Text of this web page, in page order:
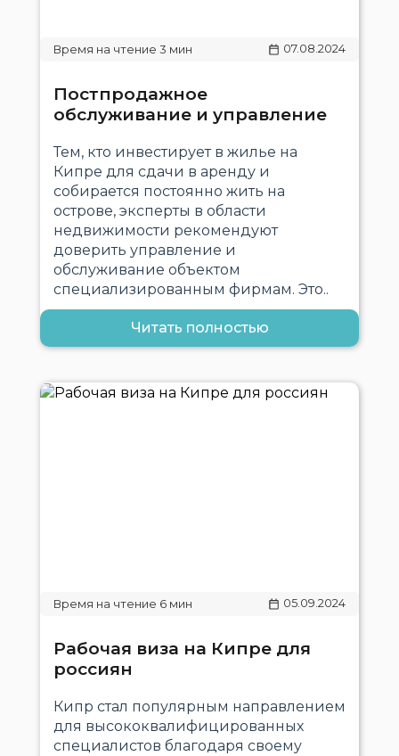
07.08.2024
Постпродажное
обслуживание и управление
Тем, кто инвестирует в жилье на
Кипре для сдачи в аренду и
собирается постоянно жить на
острове, эксперты в области
недвижимости рекомендуют
доверить управление и
обслуживание объектом
специализированным фирмам. Это..
Читать полностью
05.09.2024
Рабочая виза на Кипре для
россиян
Кипр стал популярным направлением
для высококвалифицированных
специалистов благодаря своему